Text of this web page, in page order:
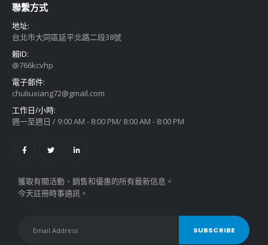
聯繫方式
地址:
台北市大同區延平北路二段38號
賴ID:
@766kcvhp
電子郵件:
chuliuxiang72@gmail.com
工作日/小時:
週一至週日 / 9:00 AM - 8:00 PM/ 8:00 AM - 8:00 PM
獲取有關活動、銷售和優惠的所有最新信息。
今天註冊時事通訊。